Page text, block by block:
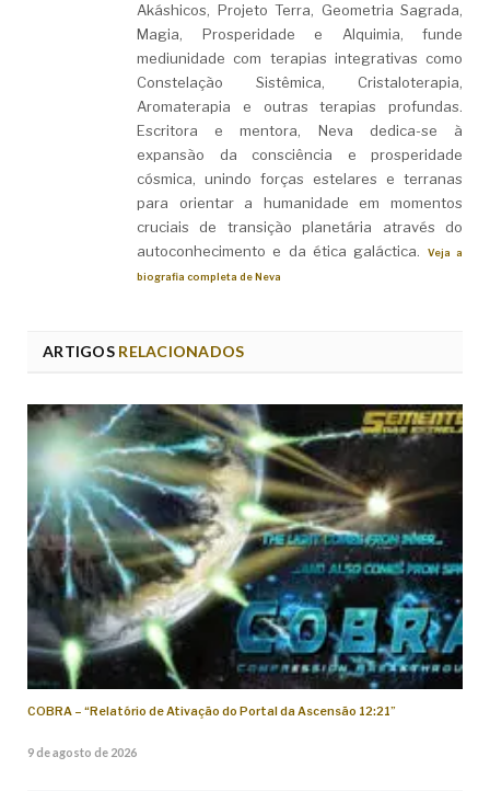
Akáshicos, Projeto Terra, Geometria Sagrada,
Magia, Prosperidade e Alquimia, funde
mediunidade com terapias integrativas como
Constelação Sistêmica, Cristaloterapia,
Aromaterapia e outras terapias profundas.
Escritora e mentora, Neva dedica-se à
expansão da consciência e prosperidade
cósmica, unindo forças estelares e terranas
para orientar a humanidade em momentos
cruciais de transição planetária através do
autoconhecimento e da ética galáctica.
Veja a
biografia completa de Neva
ARTIGOSRELACIONADOS
COBRA – “Relatório de Ativação do Portal da Ascensão 12:21”
9 de agosto de 2026